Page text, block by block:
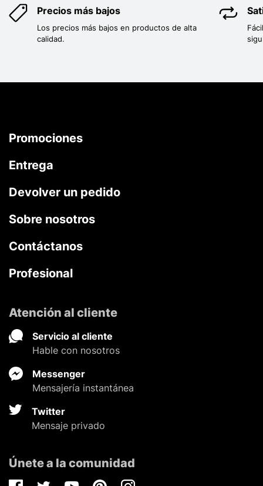
Precios más bajos
Los precios más bajos en productos de alta
calidad.
Promociones
Entrega
Devolver un pedido
Sobre nosotros
Contáctanos
Profesional
Atención al cliente
Servicio al cliente
Hable con nosotros
Messenger
Mensajería instantánea
Twitter
Mensaje privado
Únete a la comunidad